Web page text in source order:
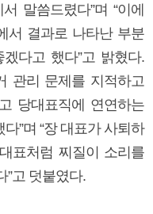
말씀드렸다”며 “이에
서 결과로 나타난 부분
다고 했다”고 밝혔다.
관리 문제를 지적하고
당대표직에 연연하는
”며 “장 대표가 사퇴하
표처럼 찌질이 소리를
”고 덧붙였다.